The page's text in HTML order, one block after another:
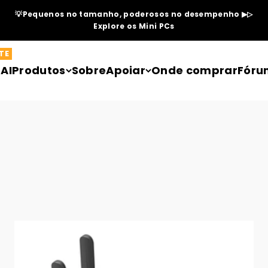
💡Pequenos no tamanho, poderosos no desempenho ▶▷
Explore os Mini PCs
Produtos SobreApoiar Onde comprar